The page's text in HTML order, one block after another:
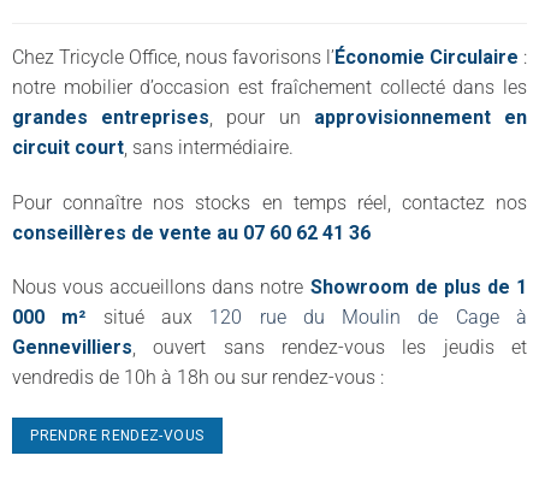
Chez Tricycle Office, nous favorisons l’Économie Circulaire :
notre mobilier d’occasion est fraîchement collecté dans les
grandes entreprises, pour un approvisionnement en
circuit court, sans intermédiaire.
Pour connaître nos stocks en temps réel, contactez nos
conseillères de vente au 07 60 62 41 36
Nous vous accueillons dans notre Showroom de plus de 1
000 m² situé aux 120 rue du Moulin de Cage à
Gennevilliers, ouvert sans rendez-vous les jeudis et
vendredis de 10h à 18h ou sur rendez-vous :
PRENDRE RENDEZ-VOUS